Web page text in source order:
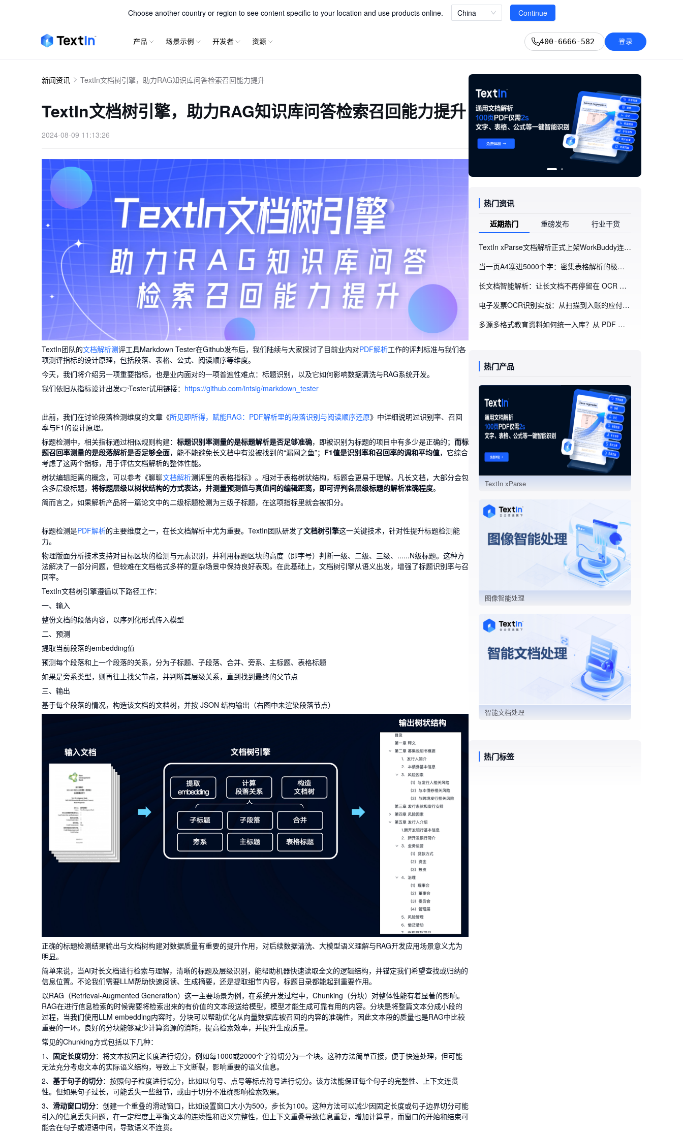
Choose another country or region to see content specific to your location and use products online. China Continue
TextIn xParse专为LLM下游任务设计的智能文档解析服务
一站式解析文字、表格、公式等内容 立即查看
产品 场景示例 开发者 资源 400-6666-582 登录
新闻资讯 TextIn文档树引擎，助力RAG知识库问答检索召回能力提升
TextIn文档树引擎，助力RAG知识库问答检索召回能力提升
2024-08-09 11:13:26
TextIn团队的文档解析测评工具Markdown Tester在Github发布后，我们陆续与大家探讨了目前业内对PDF解析工作的评判标准与我们各
项测评指标的设计原理，包括段落、表格、公式、阅读顺序等维度。
今天，我们将介绍另一项重要指标，也是业内面对的一项普遍性难点：标题识别，以及它如何影响数据清洗与RAG系统开发。
我们依旧从指标设计出发👉Tester试用链接： https://github.com/intsig/markdown_tester
此前，我们在讨论段落检测维度的文章《所见即所得，赋能RAG：PDF解析里的段落识别与阅读顺序还原》中详细说明过识别率、召回
率与F1的设计原理。
标题检测中，相关指标通过相似规则构建： 标题识别率测量的是标题解析是否足够准确，即被识别为标题的项目中有多少是正确的； 而标
题召回率测量的是段落解析是否足够全面，能不能避免长文档中有没被找到的“漏网之鱼”； F1值是识别率和召回率的调和平均值，它综合
考虑了这两个指标，用于评估文档解析的整体性能。
树状编辑距离的概念，可以参考《聊聊文档解析测评里的表格指标》。相对于表格树状结构，标题会更易于理解。凡长文档，大部分会包
含多层级标题， 将标题层级以树状结构的方式表达，并测量预测值与真值间的编辑距离，即可评判各层级标题的解析准确程度。
简而言之，如果解析产品将一篇论文中的二级标题检测为三级子标题，在这项指标里就会被扣分。
标题检测是PDF解析的主要维度之一，在长文档解析中尤为重要。TextIn团队研发了文档树引擎这一关键技术，针对性提升标题检测能
力。
物理版面分析技术支持对目标区块的检测与元素识别，并利用标题区块的高度（即字号）判断一级、二级、三级、......N级标题。这种方
法解决了一部分问题，但较难在文档格式多样的复杂场景中保持良好表现。在此基础上，文档树引擎从语义出发，增强了标题识别率与召
回率。
TextIn文档树引擎遵循以下路径工作：
一、输入
整份文档的段落内容，以序列化形式传入模型
二、预测
提取当前段落的embedding值
预测每个段落和上一个段落的关系，分为子标题、子段落、合并、旁系、主标题、表格标题
如果是旁系类型，则再往上找父节点，并判断其层级关系，直到找到最终的父节点
三、输出
基于每个段落的情况，构造该文档的文档树，并按 JSON 结构输出（右图中未渲染段落节点）
正确的标题检测结果输出与文档树构建对数据质量有重要的提升作用，对后续数据清洗、大模型语义理解与RAG开发应用场景意义尤为
明显。
简单来说，当AI对长文档进行检索与理解，清晰的标题及层级识别，能帮助机器快速读取全文的逻辑结构，并锚定我们希望查找或归纳的
信息位置。不论我们需要LLM帮助快速阅读、生成摘要，还是提取细节内容，标题目录都能起到重要作用。
以RAG（Retrieval-Augmented Generation）这一主要场景为例，在系统开发过程中，Chunking（分块）对整体性能有着显著的影响。
RAG在进行信息检索的时候需要将检索出来的有价值的文本段送给模型，模型才能生成可靠有用的内容。分块是将整篇文本分成小段的
过程，当我们使用LLM embedding内容时，分块可以帮助优化从向量数据库被召回的内容的准确性，因此文本段的质量也是RAG中比较
重要的一环。良好的分块能够减少计算资源的消耗，提高检索效率，并提升生成质量。
常见的Chunking方式包括以下几种：
1、 固定长度切分：将文本按固定长度进行切分，例如每1000或2000个字符切分为一个块。这种方法简单直接，便于快速处理，但可能
无法充分考虑文本的实际语义结构，导致上下文断裂，影响重要的语义信息。
2、 基于句子的切分：按照句子粒度进行切分，比如以句号、点号等标点符号进行切分。该方法能保证每个句子的完整性、上下文连贯
性。但如果句子过长，可能丢失一些细节，或由于切分不准确影响检索效果。
3、 滑动窗口切分：创建一个重叠的滑动窗口，比如设置窗口大小为500，步长为100。这种方法可以减少因固定长度或句子边界切分可能
引入的信息丢失问题，在一定程度上平衡文本的连续性和语义完整性，但上下文重叠导致信息重复，增加计算量，而窗口的开始和结束可
能会在句子或短语中间，导致语义不连贯。
热门资讯
近期热门 重磅发布 行业干货
TextIn xParse文档解析正式上架WorkBuddy连接器！WorkBuddy能“读懂”你的每一份文档了
当一页A4塞进5000个字：密集表格解析的极限挑战
长文档智能解析：让长文档不再停留在 OCR 文本层，而是进入可消费的数据层（附GitHub项目地址）
电子发票OCR识别实战：从扫描到入账的应付账款自动化方案
多源多格式教育资料如何统一入库？从 PDF 到 Markdown/JSON 的转换路径
热门产品
TextIn xParse
图像智能处理
智能文档处理
热门标签